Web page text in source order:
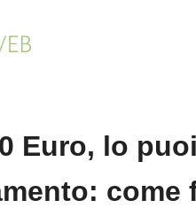
Euro, lo
come